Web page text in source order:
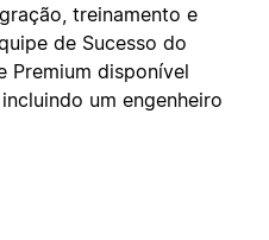
treinamento e
de Sucesso do
Premium disponível
um engenheiro